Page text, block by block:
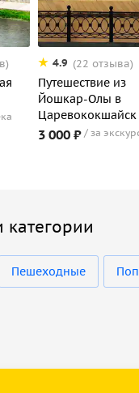
4.9 (22 отзыва)
Путешествие из
Йошкар-Олы в
Царевококшайск
3 000 ₽ за
категории
Пешеходные